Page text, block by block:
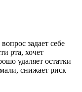
задает себе
рта, хочет
удаляет остатки
снижает риск